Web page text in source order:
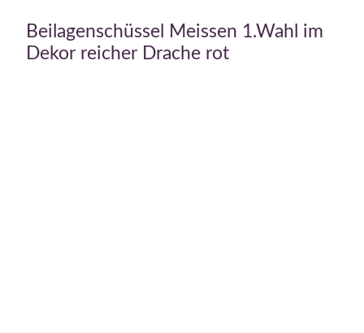
Beilagenschüssel Meissen 1.Wahl im
Dekor reicher Drache rot